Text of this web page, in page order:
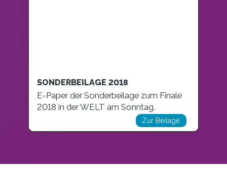
SONDERBEILAGE 2018
E-Paper der Sonderbeilage zum Finale
2018 in der WELT am Sonntag.
Zur Beilage